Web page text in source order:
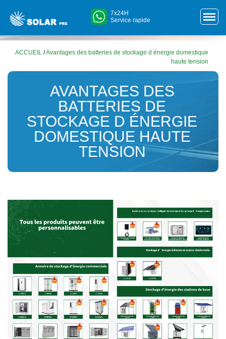
7x24H
Service rapide
ACCUEIL /Avantages des batteries de stockage d énergie domestique
haute tension
AVANTAGES DES
BATTERIES DE
STOCKAGE D ÉNERGIE
DOMESTIQUE HAUTE
TENSION